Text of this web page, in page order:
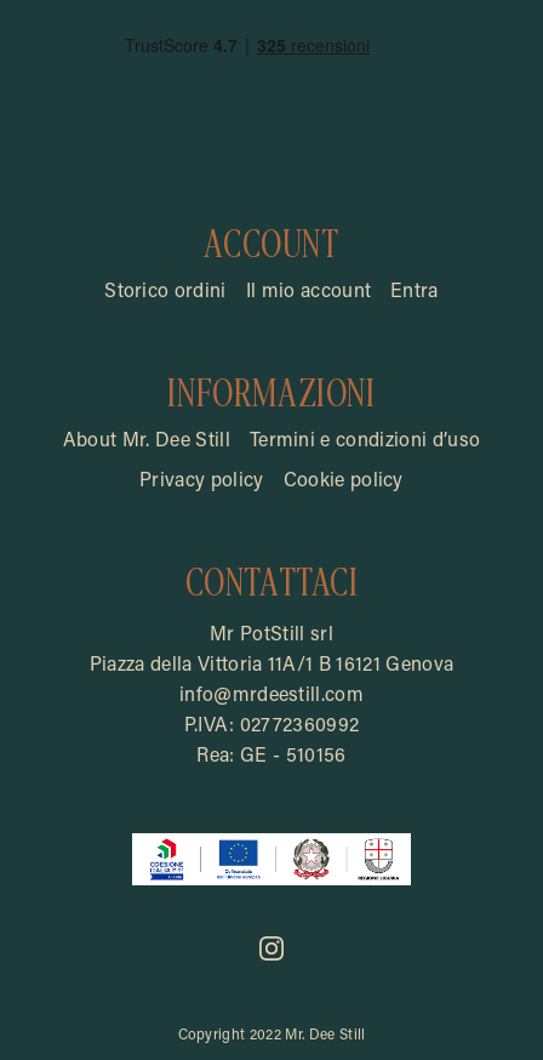
ACCOUNT
Storico ordini Il mio account Entra
INFORMAZIONI
About Mr. Dee Still Termini e condizioni d’uso
Privacy policy Cookie policy
CONTATTACI
Mr PotStill srl
Piazza della Vittoria 11A/1 B 16121 Genova
info@mrdeestill.com
P.IVA: 02772360992
Rea: GE - 510156
Copyright 2022 Mr. Dee Still